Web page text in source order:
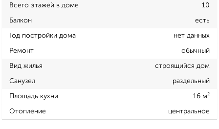
Всего этажей в доме 10
Балкон есть
Год постройки дома нет данных
Ремонт обычный
Вид жилья строящийся дом
Санузел раздельный
Площадь кухни 16 м²
Отопление центральное